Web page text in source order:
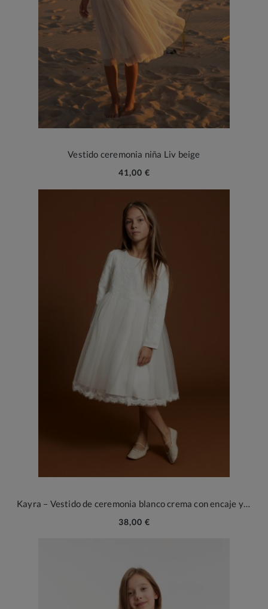
Vestido ceremonia niña Liv beige
41,00 €
Kayra – Vestido de ceremonia blanco crema con encaje y tul para niña
38,00 €